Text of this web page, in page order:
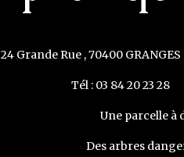
24 Grande Rue , 70400 GRANGES
Tél : 03 84 20 23 28
Une parcelle à
Des arbres